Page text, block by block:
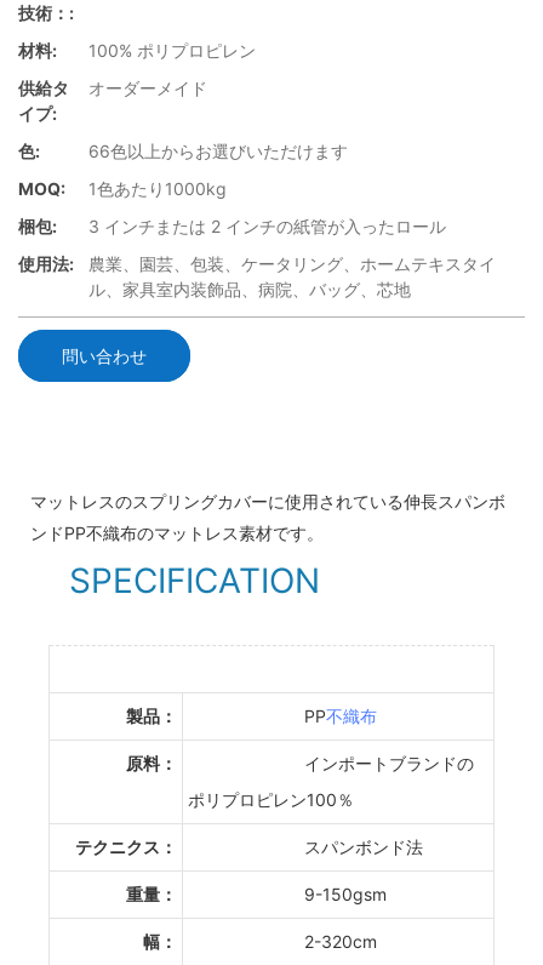
技術：:
材料:
100% ポリプロピレン
供給タ
イプ:
オーダーメイド
色:
66色以上からお選びいただけます
MOQ:
1色あたり1000kg
梱包:
3 インチまたは 2 インチの紙管が入ったロール
使用法:
農業、園芸、包装、ケータリング、ホームテキスタイ
ル、家具室内装飾品、病院、バッグ、芯地
問い合わせ
マットレスのスプリングカバーに使用されている伸長スパンボ
ンドPP不織布のマットレス素材です。
SPECIFICATION
製品： PP不織布
原料：
インポートブランドの
ポリプロピレン100％
テクニクス： スパンボンド法
重量： 9-150gsm
幅： 2-320cm